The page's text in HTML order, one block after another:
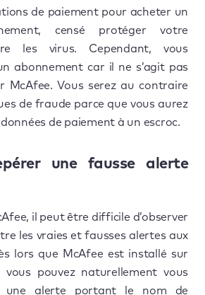
de paiement pour acheter un
censé protéger votre
les virus. Cependant, vous
abonnement car il ne s’agit pas
McAfee. Vous serez au contraire
de fraude parce que vous aurez
de paiement à un escroc.
une fausse alerte
il peut être difficile d’observer
les vraies et fausses alertes aux
lors que McAfee est installé sur
pouvez naturellement vous
une alerte portant le nom de